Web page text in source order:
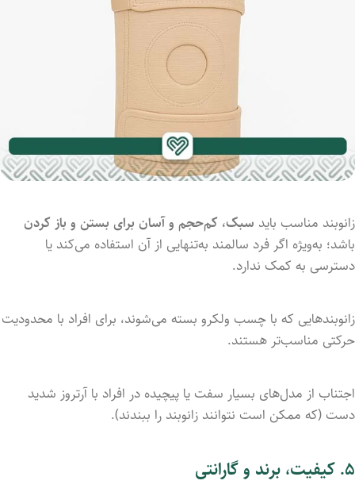
زانوبند مناسب باید سبک، کم‌حجم وآسان برای بستن و باز کردن
باشد؛ به‌ویژه اگر فرد سالمند به‌تنهایی از آن استفاده می‌کند یا
دسترسی به کمک ندارد.
زانوبندهایی که با چسب ولکرو بسته می‌شوند، برای افراد با محدودیت
حرکتی مناسب‌تر هستند.
اجتناب از مدل‌های بسیار سفت یا پیچیده در افراد با آرتروز شدید
دست (که ممکن است نتوانند زانوبند را ببندند).
۵. کیفیت، برند و گارانتی